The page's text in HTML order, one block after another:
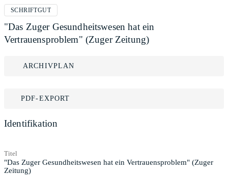
SCHRIFTGUT
"Das Zuger Gesundheitswesen hat ein
Vertrauensproblem" (Zuger Zeitung)
ARCHIVPLAN
PDF-EXPORT
Identifikation
Titel
"Das Zuger Gesundheitswesen hat ein Vertrauensproblem" (Zuger
Zeitung)